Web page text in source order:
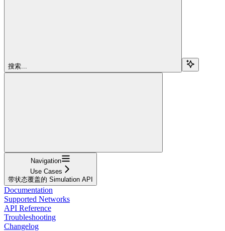
搜索...
Navigation
Use Cases
带状态覆盖的 Simulation API
Documentation
Supported Networks
API Reference
Troubleshooting
Changelog